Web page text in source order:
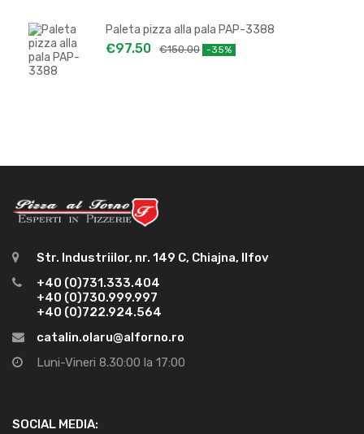
Paleta pizza alla pala PAP-3388
€150.00
€97.50 -35%
Str. Industriilor, nr. 149 C, Chiajna, Ilfov
+40 (0)731.333.404
+40 (0)730.999.997
+40 (0)722.924.564
catalin.olaru@alforno.ro
Luni-Vineri 8.30:00 la 17:00
SOCIAL MEDIA: